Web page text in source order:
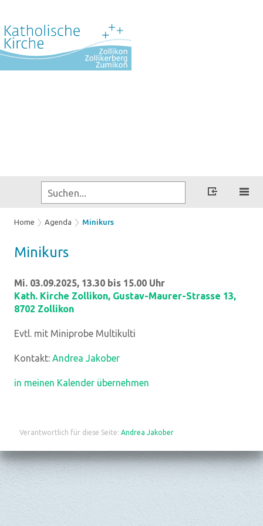
Home Agenda Minikurs
Mi­ni­kurs
Mi. 03.09.2025, 13.30 bis 15.00 Uhr
Kath. Kirche Zollikon, Gustav-Maurer-Strasse 13,
8702 Zollikon
Evtl. mit Miniprobe Multikulti
Kontakt: Andrea Jakober
in meinen Kalender übernehmen
Verantwortlich für diese Seite: Andrea Jakober